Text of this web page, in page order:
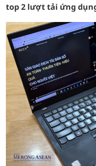
top 2 lượt tải ứng